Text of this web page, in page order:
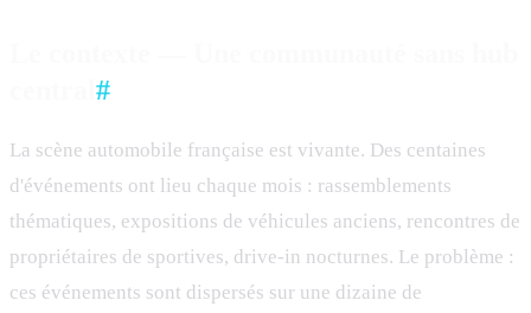
#
La scène automobile française est vivante. Des centaines
d'événements ont lieu chaque mois : rassemblements
thématiques, expositions de véhicules anciens, rencontres de
propriétaires de sportives, drive-in nocturnes. Le problème :
ces événements sont dispersés sur une dizaine de